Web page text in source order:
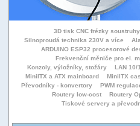
3D tisk CNC frézky soustruhy
Silnoproudá technika 230V a více
ARDUINO ESP32 procesorové
Frekvenční měniče pro el.
Konzoly, výložníky, stožáry
LAN 10/
MiniITX a ATX mainboard
MiniITX
Převodníky - konvertory
PWM
Routery low-cost
Routery
Tiskové servery a